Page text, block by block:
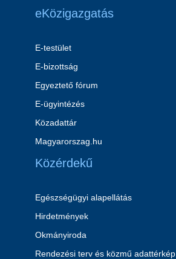
eKözigazgatás
E-testület
E-bizottság
Egyeztető fórum
E-ügyintézés
Közadattár
Magyarorszag.hu
Közérdekű
Egészségügyi alapellátás
Hirdetmények
Okmányiroda
Rendezési terv és közmű adattérkép